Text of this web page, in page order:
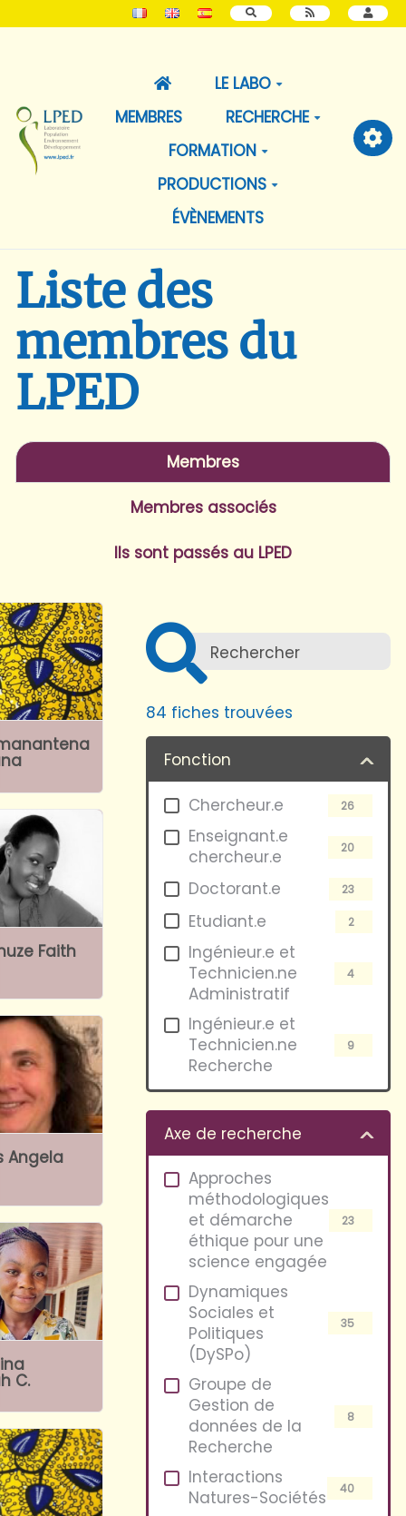
RECHERCHER
LE LABO
MEMBRES
RECHERCHE
FORMATION
PRODUCTIONS
ÉVÈNEMENTS
Liste des
membres du
LPED
Membres
Membres associés
Ils sont passés au LPED
84 fiches trouvées
Fonction
Chercheur.e 26
Enseignant.e
chercheur.e
20
Doctorant.e 23
Etudiant.e 2
Ingénieur.e et
Technicien.ne
Administratif
4
Ingénieur.e et
Technicien.ne
Recherche
9
Axe de recherche
Approches
méthodologiques
et démarche
éthique pour une
science engagée
23
Dynamiques
Sociales et
Politiques
(DySPo)
35
Groupe de
Gestion de
données de la
Recherche
8
Interactions
Natures-Sociétés
40
Faith
Angela
C.